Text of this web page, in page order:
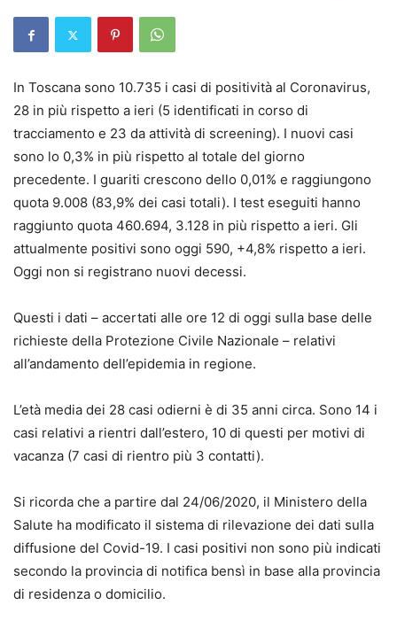
In Toscana sono 10.735 i casi di positività al Coronavirus,
28 in più rispetto a ieri (5 identificati in corso di
tracciamento e 23 da attività di screening). I nuovi casi
sono lo 0,3% in più rispetto al totale del giorno
precedente. I guariti crescono dello 0,01% e raggiungono
quota 9.008 (83,9% dei casi totali). I test eseguiti hanno
raggiunto quota 460.694, 3.128 in più rispetto a ieri. Gli
attualmente positivi sono oggi 590, +4,8% rispetto a ieri.
Oggi non si registrano nuovi decessi.
Questi i dati – accertati alle ore 12 di oggi sulla base delle
richieste della Protezione Civile Nazionale – relativi
all’andamento dell’epidemia in regione.
L’età media dei 28 casi odierni è di 35 anni circa. Sono 14 i
casi relativi a rientri dall’estero, 10 di questi per motivi di
vacanza (7 casi di rientro più 3 contatti).
Si ricorda che a partire dal 24/06/2020, il Ministero della
Salute ha modificato il sistema di rilevazione dei dati sulla
diffusione del Covid-19. I casi positivi non sono più indicati
secondo la provincia di notifica bensì in base alla provincia
di residenza o domicilio.